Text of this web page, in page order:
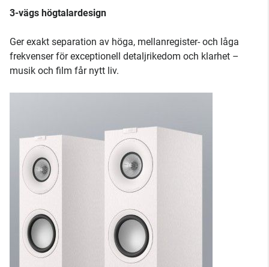
3-vägs högtalardesign
Ger exakt separation av höga, mellanregister- och låga
frekvenser för exceptionell detaljrikedom och klarhet –
musik och film får nytt liv.